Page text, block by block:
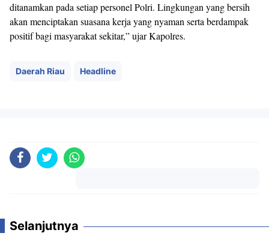
ditanamkan pada setiap personel Polri. Lingkungan yang bersih
akan menciptakan suasana kerja yang nyaman serta berdampak
positif bagi masyarakat sekitar,” ujar Kapolres.
Daerah Riau Headline
Selanjutnya